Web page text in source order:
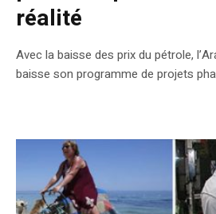
réalité
Avec la baisse des prix du pétrole,
baisse son programme de projets